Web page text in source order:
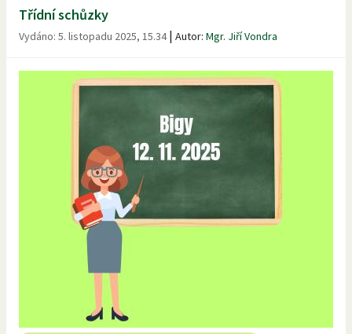
Třídní schůzky
Vydáno: 5. listopadu 2025, 15.34| Autor: Mgr. Jiří Vondra